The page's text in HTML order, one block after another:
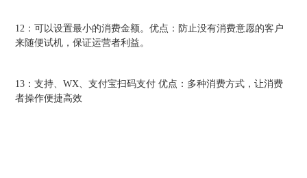
12：可以设置最小的消费金额。优点：防止没有消费意愿的客户
来随便试机，保证运营者利益。
13：支持、WX、支付宝扫码支付 优点：多种消费方式，让消费
者操作便捷高效